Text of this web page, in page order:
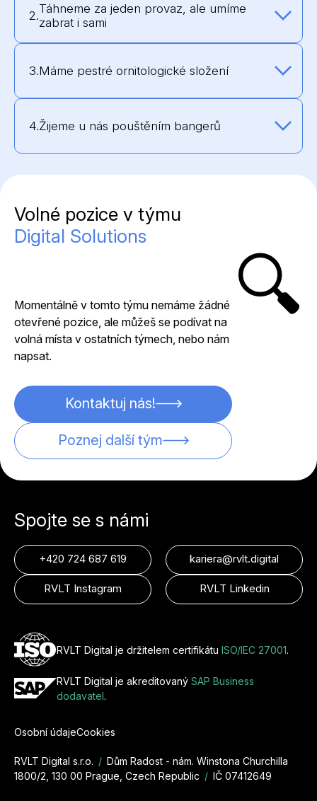
2.Táhneme za jeden provaz, ale umíme
zabrat i sami
3.Máme pestré ornitologické složení
4.Žijeme u nás pouštěním bangerů
Volné pozice v týmu
Digital Solutions
🔍
Momentálně v tomto týmu nemáme žádné
otevřené pozice, ale můžeš se podívat na
volná místa v ostatních týmech, nebo nám
napsat.
Kontaktuj nás!
Poznej další tým
Spojte se s námi
+420 724 687 619 kariera@rvlt.digital
RVLT Instagram RVLT Linkedin
RVLT Digital je držitelem certifikátu ISO/IEC 27001.
RVLT Digital je akreditovaný SAP Business
dodavatel.
Osobní údajeCookies
RVLT Digital s.r.o. / Dům Radost - nám. Winstona Churchilla
1800/2, 130 00 Prague, Czech Republic / IČ 07412649